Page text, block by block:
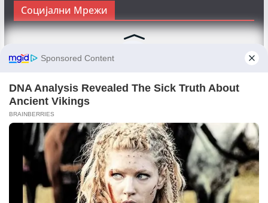
Социјални Мрежи
Следете нè на Фејсбук за да сте во тек со најновите